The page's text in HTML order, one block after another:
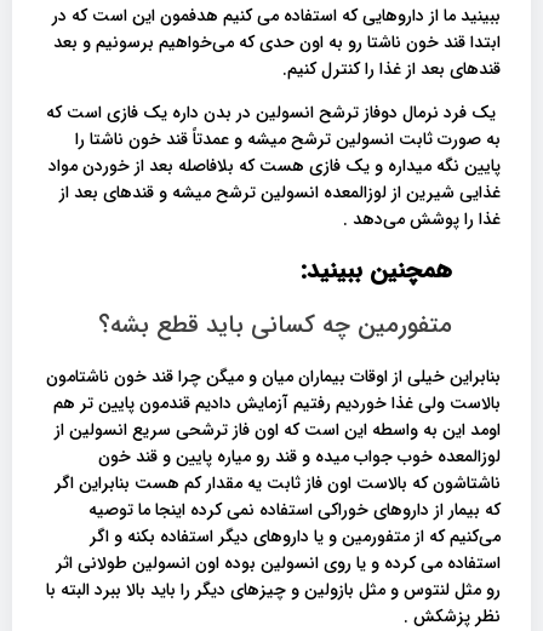
ببینید ما از داروهایی که استفاده می کنیم هدفمون این است که در
ابتدا قند خون ناشتا رو به اون حدی که می‌خواهیم برسونیم و بعد
قندهای بعد از غذا را کنترل کنیم.
یک فرد نرمال دوفاز ترشح انسولین در بدن داره یک فازی است که
به صورت ثابت انسولین ترشح میشه و عمدتاً قند خون ناشتا را
پایین نگه میداره و یک فازی هست که بلافاصله بعد از خوردن مواد
غذایی شیرین از لوزالمعده انسولین ترشح میشه و قندهای بعد از
غذا را پوشش می‌دهد .
همچنین ببینید:
متفورمین چه کسانی باید قطع بشه؟
بنابراین خیلی از اوقات بیماران میان و میگن چرا قند خون ناشتامون
بالاست ولی غذا خوردیم رفتیم آزمایش دادیم قندمون پایین تر هم
اومد این به واسطه این است که اون فاز ترشحی سریع انسولین از
لوزالمعده خوب جواب میده و قند رو میاره پایین و قند خون
ناشتاشون که بالاست اون فاز ثابت یه مقدار کم هست بنابراین اگر
که بیمار از داروهای خوراکی استفاده نمی کرده اینجا ما توصیه
می‌کنیم که از متفورمین و یا داروهای دیگر استفاده بکنه و اگر
استفاده می کرده و یا روی انسولین بوده اون انسولین طولانی اثر
رو مثل لنتوس و مثل بازولین و چیزهای دیگر را باید بالا ببرد البته با
نظر پزشکش .